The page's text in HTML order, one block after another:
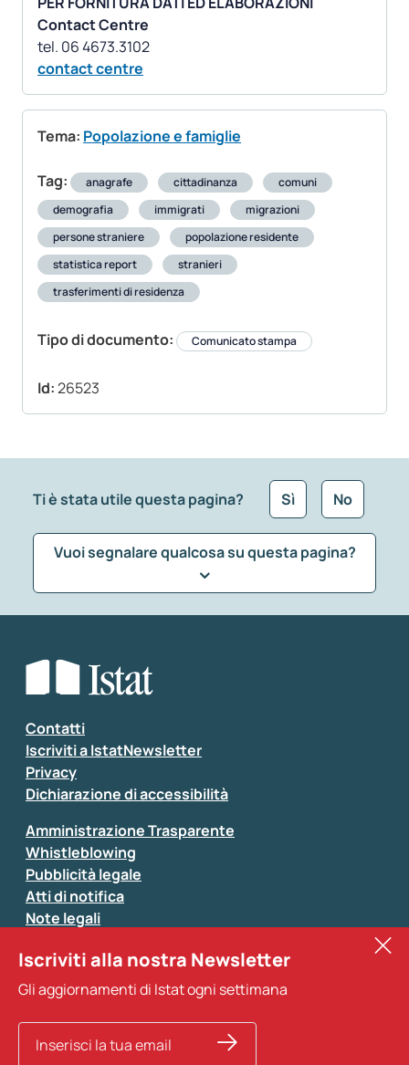
Contact Centre
contact centre
Tema: Popolazione e famiglie
Tag: anagrafe cittadinanza
comuni
demografia
immigrati
migrazioni
persone straniere
popolazione residente
statistica report
stranieri
trasferimenti di residenza
Tipo di documento: Comunicato stampa
Id:26523
Ti è stata utile questa pagina? Sì No
Vuoi segnalare qualcosa su questa pagina?
Seleziona la tipologia della segnalazione
Inserisci il tuo commento
Si prega di non fornire dati di natura personale (ad
esempio dati di contatto). Per ogni altra comunicazione
e per richiedere dati, pubblicazioni, file di microdati,
Contatti
Iscriviti a IstatNewsletter
Privacy
Dichiarazione di accessibilità
Amministrazione Trasparente
Whistleblowing
Pubblicità legale
Atti di notifica
Note legali
Sistan
Altri servizi
Iscriviti alla nostra Newsletter
Gli aggiornamenti di Istat ogni settimana